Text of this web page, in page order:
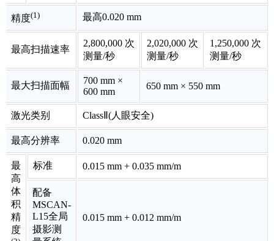
精度(1) 最高0.020 mm
最高扫描速率
2,800,000 次
测量/秒
2,020,000 次
测量/秒
1,250,000 次
测量/秒
最大扫描面幅
700 mm ×
600 mm
650 mm × 550 mm
激光类别 ClassⅡ(人眼安全)
最高分辨率 0.020 mm
最
高
体
积
精
度
标准 0.015 mm + 0.035 mm/m
配备
MSCAN-
L15全局
摄影测
0.015 mm + 0.012 mm/m